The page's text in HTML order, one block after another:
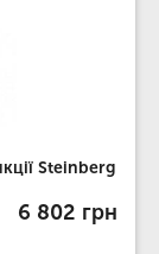
Steinberg
6 802 грн